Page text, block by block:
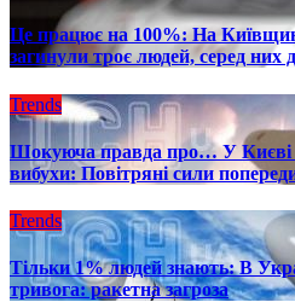
Це працює на 100%: На
загинули троє людей, серед них
Trends
Шокуюча правда про… У Києві
вибухи: Повітряні сили
Trends
Тільки 1% людей знають: В
тривога: ракетна загроза